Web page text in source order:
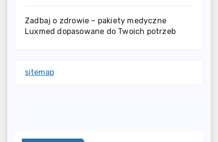
Zadbaj o zdrowie – pakiety medyczne
Luxmed dopasowane do Twoich potrzeb
sitemap